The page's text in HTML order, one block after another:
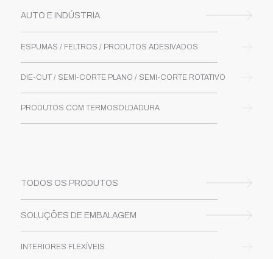
AUTO E INDÚSTRIA
ESPUMAS / FELTROS / PRODUTOS ADESIVADOS
DIE-CUT / SEMI-CORTE PLANO / SEMI-CORTE ROTATIVO
PRODUTOS COM TERMOSOLDADURA
TODOS OS PRODUTOS
SOLUÇÕES DE EMBALAGEM
INTERIORES FLEXÍVEIS